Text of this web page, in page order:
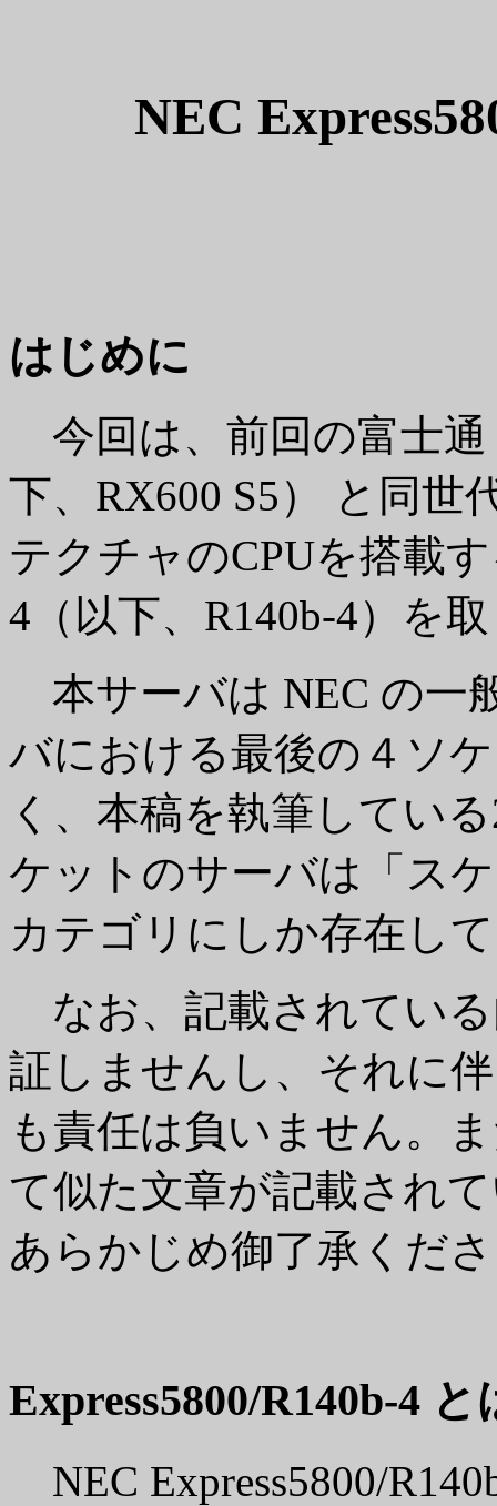
NEC
はじめに
今回は、前回の富士通
下、RX600 S5） と同世
テクチャのCPUを搭載す
4（以下、R140b-4）を
本サーバは NEC の一
バにおける最後の４ソ
く、本稿を執筆してい
ケットのサーバは「ス
カテゴリにしか存在し
なお、記載されてい
証しませんし、それに
も責任は負いません。
て似た文章が記載され
あらかじめ御了承くだ
Express5800/R140b-4 と
NEC Express5800/